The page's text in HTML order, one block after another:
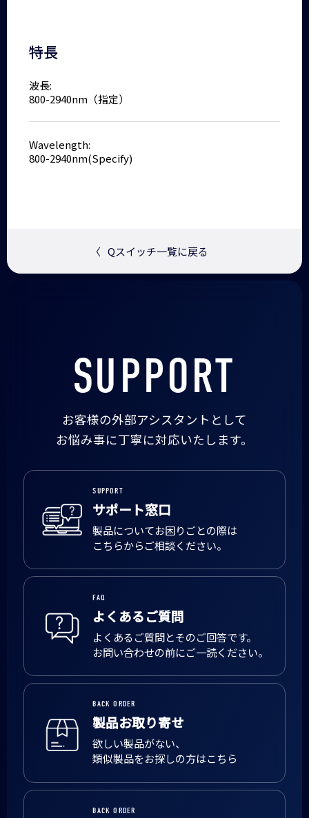
特長
波長:
800-2940nm（指定）
Wavelength:
800-2940nm(Specify)
〈 Qスイッチ一覧に戻る
SUPPORT
お客様の外部アシスタントとして
お悩み事に丁寧に対応いたします。
SUPPORT
サポート窓口
製品についてお困りごとの際は
こちらからご相談ください。
FAQ
よくあるご質問
よくあるご質問とそのご回答です。
お問い合わせの前にご一読ください。
BACK ORDER
製品お取り寄せ
欲しい製品がない、
類似製品をお探しの方はこちら
BACK ORDER